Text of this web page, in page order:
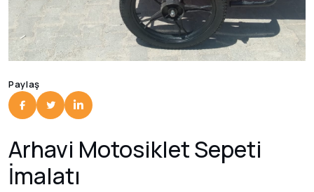
Paylaş
Arhavi Motosiklet Sepeti
İmalatı